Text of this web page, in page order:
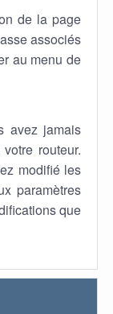
de la page
associés
au menu de
avez jamais
routeur.
modifié les
paramètres
que